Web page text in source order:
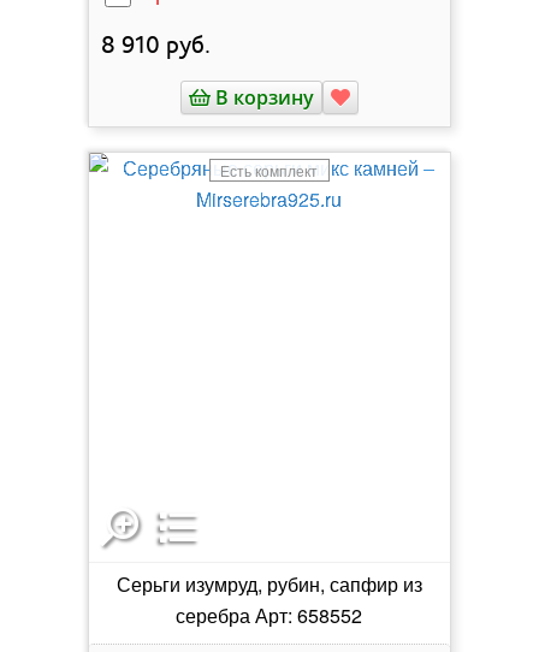
8 910 руб.
В корзину
Есть комплект
Серьги изумруд, рубин, сапфир из
серебра Арт: 658552